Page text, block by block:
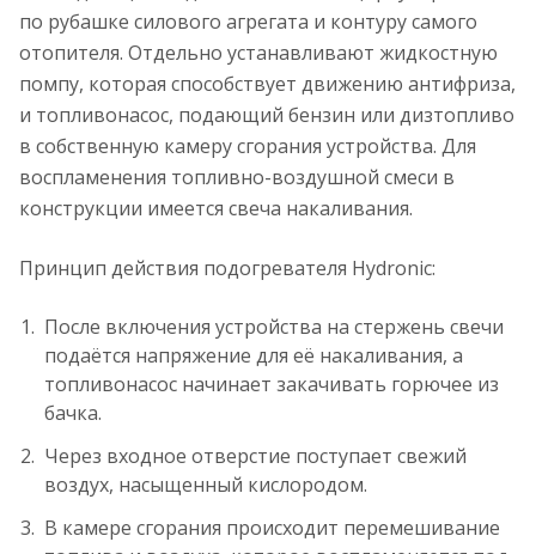
по рубашке силового агрегата и контуру самого
отопителя. Отдельно устанавливают жидкостную
помпу, которая способствует движению антифриза,
и топливонасос, подающий бензин или дизтопливо
в собственную камеру сгорания устройства. Для
воспламенения топливно-воздушной смеси в
конструкции имеется свеча накаливания.
Принцип действия подогревателя Hydronic:
После включения устройства на стержень свечи
подаётся напряжение для её накаливания, а
топливонасос начинает закачивать горючее из
бачка.
Через входное отверстие поступает свежий
воздух, насыщенный кислородом.
В камере сгорания происходит перемешивание